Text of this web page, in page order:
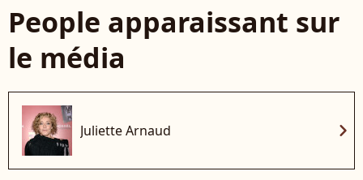
People apparaissant sur
le média
Juliette Arnaud chevron_right